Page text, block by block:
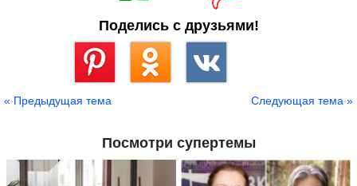
Поделись с друзьями!
« Предыдущая тема Следующая тема »
Посмотри супертемы